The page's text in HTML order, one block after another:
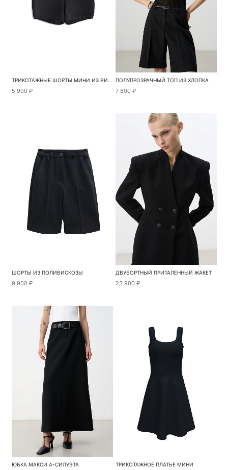
ТРИКОТАЖНЫЕ ШОРТЫ МИНИ ИЗ ВИСКОЗЫ
5 900 ₽
ПОЛУПРОЗРАЧНЫЙ ТОП ИЗ ХЛОПКА
7 800 ₽
ШОРТЫ ИЗ ПОЛИВИСКОЗЫ
9 900 ₽
ДВУБОРТНЫЙ ПРИТАЛЕННЫЙ ЖАКЕТ
23 900 ₽
ЮБКА МАКСИ А-СИЛУЭТА ТРИКОТАЖНОЕ ПЛАТЬЕ МИНИ